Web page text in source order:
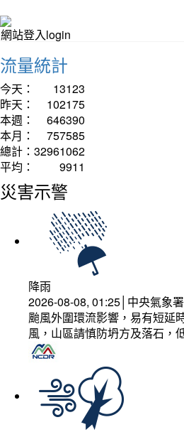
網站登入login
流量統計
今天：
13123
昨天：
102175
本週：
646390
本月：
757585
總計： 32961062
平均：
9911
災害示警
降雨
2026-08-08, 01:25│中央氣象署
颱風外圍環流影響，易有短延
風，山區請慎防坍方及落石，